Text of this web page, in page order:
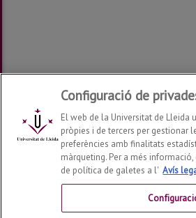
Institut de Ciències de l'Educació2026
Configuració de
El web de la Universitat de Lleida
pròpies i de tercers per gestionar
preferències amb finalitats
màrqueting. Per a més
de política de galetes a l' Avís